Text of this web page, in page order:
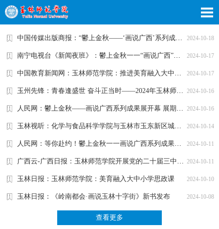
2024-10-18
中国传媒出版商报：“鬱上金秋——‘画说广西’系列成果展”...
2024-10-17
南宁电视台《新闻夜班》：鬱上金秋一一“画说广西”（玉林卷...
2024-10-17
中国教育新闻网：玉林师范学院：推进美育融入大中小学思政课...
2024-10-16
玉州先锋：青春逢盛世 奋斗正当时——2024年玉林师范学院大学...
2024-10-16
人民网：鬱上金秋——画说广西系列成果展开幕 展期一个月
2024-10-14
玉林视听：化学与食品科学学院与玉林市玉东新区城市生活垃圾...
2024-10-11
人民网：等你赴约！鬱上金秋一一画说广西系列成果展即将展出
2024-10-11
广西云-广西日报：玉林师范学院开展党的二十届三中全会精神宣...
2024-10-10
玉林日报：玉林师范学院：美育融入大中小学思政课
2024-10-08
玉林日报：《岭南都会·画说玉林十字街》新书发布
查看更多